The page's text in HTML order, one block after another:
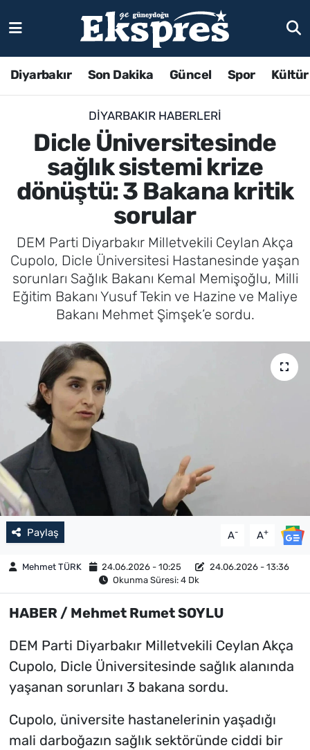
Diyarbakır Son Dakika Güncel Spor
DIYARBAKIR HABERLERI
Dicle Üniversitesinde
sağlık sistemi krize
dönüştü: 3 Bakana kritik
sorular
DEM Parti Diyarbakır Milletvekili Ceylan Akça
Cupolo, Dicle Üniversitesi Hastanesinde yaşan
sorunları Sağlık Bakanı Kemal Memişoğlu, Milli
Eğitim Bakanı Yusuf Tekin ve Hazine ve Maliye
Bakanı Mehmet Şimşek’e sordu.
Paylaş A- A+
Mehmet TÜRK 24.06.2026 - 10:25
24.06.2026 - 13:36
Okunma Süresi: 4 Dk
HABER / Mehmet Rumet SOYLU
DEM Parti Diyarbakır Milletvekili Ceylan Akça
Cupolo, Dicle Üniversitesinde sağlık alanında
yaşanan sorunları 3 bakana sordu.
Cupolo, üniversite hastanelerinin yaşadığı
mali darboğazın sağlık sektöründe ciddi bir